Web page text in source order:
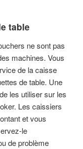
table
ne sont pas
machines. Vous
de la caisse
de table. Une
les utiliser sur les
Les caissiers
et vous
le
de problème